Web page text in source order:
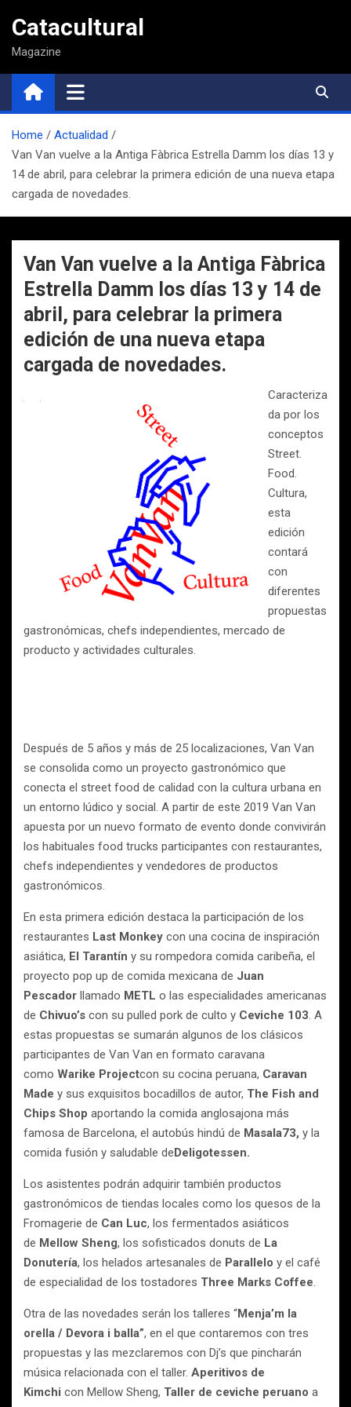
contenido
Catacultural
Magazine
Home
Actualidad
Van Van vuelve a la Antiga Fàbrica Estrella Damm los días 13 y
14 de abril, para celebrar la primera edición de una nueva etapa
cargada de novedades.
Van Van vuelve a la Antiga Fàbrica
Estrella Damm los días 13 y 14 de
abril, para celebrar la primera
edición de una nueva etapa
cargada de novedades.
Caracteriza
da por los
conceptos
Street.
Food.
Cultura,
esta
edición
contará
con
diferentes
propuestas
gastronómicas, chefs independientes, mercado de
producto y actividades culturales.
Después de 5 años y más de 25 localizaciones, Van Van
se consolida como un proyecto gastronómico que
conecta el street food de calidad con la cultura urbana en
un entorno lúdico y social. A partir de este 2019 Van Van
apuesta por un nuevo formato de evento donde convivirán
los habituales food trucks participantes con restaurantes,
chefs independientes y vendedores de productos
gastronómicos.
En esta primera edición destaca la participación de los
restaurantes Last Monkey con una cocina de inspiración
asiática, El Tarantín y su rompedora comida caribeña, el
proyecto pop up de comida mexicana de Juan
Pescador llamado METL o las especialidades americanas
de Chivuo’s con su pulled pork de culto y Ceviche 103. A
estas propuestas se sumarán algunos de los clásicos
participantes de Van Van en formato caravana
como Warike Projectcon su cocina peruana, Caravan
Made y sus exquisitos bocadillos de autor, The Fish and
Chips Shop aportando la comida anglosajona más
famosa de Barcelona, el autobús hindú de Masala73, y la
comida fusión y saludable deDeligotessen.
Los asistentes podrán adquirir también productos
gastronómicos de tiendas locales como los quesos de la
Fromagerie de Can Luc, los fermentados asiáticos
de Mellow Sheng, los sofisticados donuts de La
Donutería, los helados artesanales de Parallelo y el café
de especialidad de los tostadores Three Marks Coffee.
Otra de las novedades serán los talleres “Menja’m la
orella / Devora i balla”, en el que contaremos con tres
propuestas y las mezclaremos con Dj’s que pincharán
música relacionada con el taller. Aperitivos de
Kimchi con Mellow Sheng, Taller de ceviche peruano a